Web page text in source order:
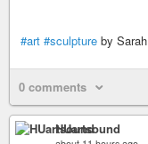
#art #sculpture by Sarah
0 comments
HUartsound